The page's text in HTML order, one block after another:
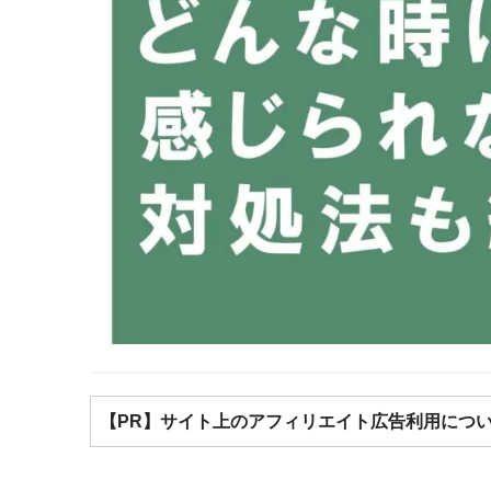
【PR】サイト上のアフィリエイト広告利用につ